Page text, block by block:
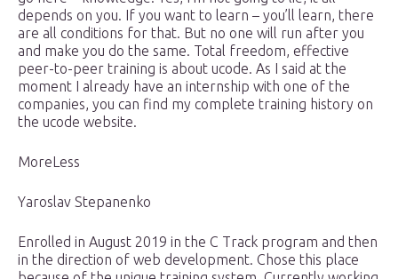
depends on you. If you want to learn – you’ll learn, there
are all conditions for that. But no one will run after you
and make you do the same. Total freedom, effective
peer-to-peer training is about ucode. As I said at the
moment I already have an internship with one of the
companies, you can find my complete training history on
the ucode website.
MoreLess
Yaroslav Stepanenko
Enrolled in August 2019 in the C Track program and then
in the direction of web development. Chose this place